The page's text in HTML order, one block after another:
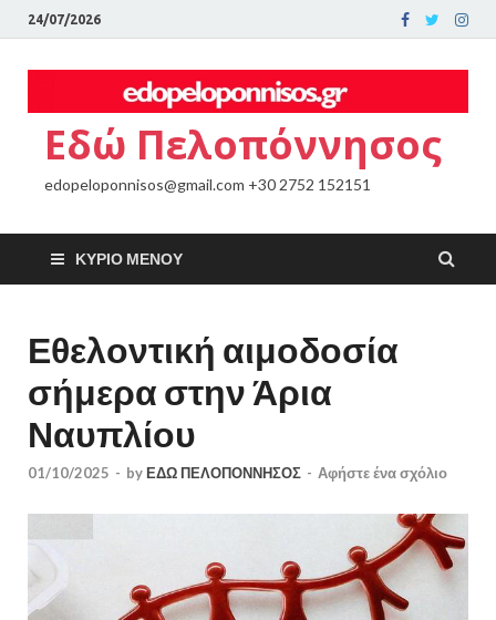
24/07/2026
Εδώ Πελοπόννησος
edopeloponnisos@gmail.com +30 2752 152151
ΚΎΡΙΟ ΜΕΝΟΎ
Εθελοντική αιμοδοσία
σήμερα στην Άρια
Ναυπλίου
01/10/2025 - byΕΔΩ ΠΕΛΟΠΟΝΝΗΣΟΣ - Αφήστε ένα σχόλιο